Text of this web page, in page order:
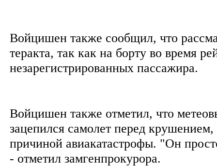
Войцишен также сообщил, что
теракта, так как на борту во время
незарегистрированных пассажира.
Войцишен также отметил, что
зацепился самолет перед
причиной авиакатастрофы. "Он
- отметил замгенпрокурора.